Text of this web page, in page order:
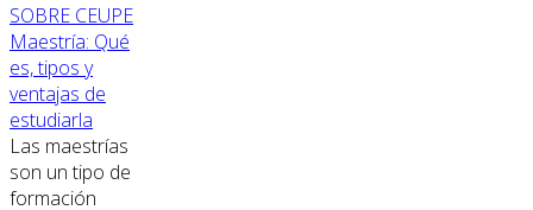
SOBRE CEUPE
Maestría: Qué
es, tipos y
ventajas de
estudiarla
Las maestrías
son un tipo de
formación